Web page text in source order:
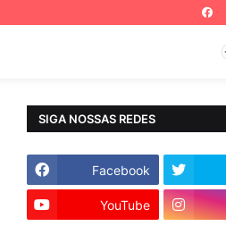
SIGA NOSSAS REDES
Facebook
YouTube